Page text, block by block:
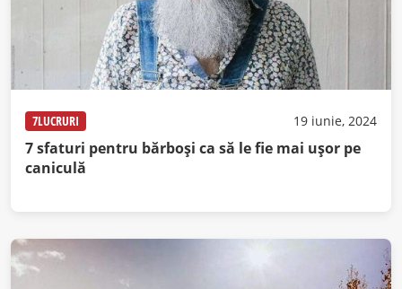
7LUCRURI 19 iunie, 2024
7 sfaturi pentru bărboși ca să le fie mai ușor pe
caniculă